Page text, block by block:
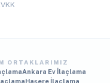
ORTAKLARIMIZ
Ankara Ev İlaçlama
Haşere İlaçlama